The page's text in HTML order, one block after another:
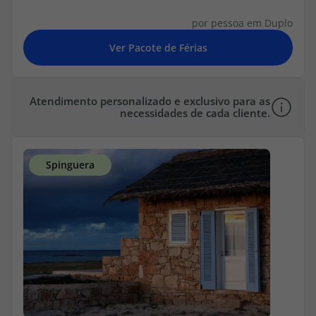
por pessoa em Duplo
Atendimento personalizado e exclusivo para as
necessidades de cada cliente.